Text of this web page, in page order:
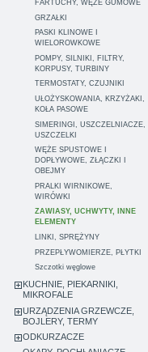
FARTUCHY, WĘŻE GUMOWE
GRZAŁKI
PASKI KLINOWE I
WIELOROWKOWE
POMPY, SILNIKI, FILTRY,
KORPUSY, TURBINY
TERMOSTATY, CZUJNIKI
UŁOŻYSKOWANIA, KRZYŻAKI,
KOŁA PASOWE
SIMERINGI, USZCZELNIACZE,
USZCZELKI
WĘŻE SPUSTOWE I
DOPŁYWOWE, ZŁĄCZKI I
OBEJMY
PRALKI WIRNIKOWE,
WIRÓWKI
ZAWIASY, UCHWYTY, INNE
ELEMENTY
LINKI, SPRĘŻYNY
PRZEPŁYWOMIERZE, PŁYTKI
Szczotki węglowe
KUCHNIE, PIEKARNIKI,
MIKROFALE
URZĄDZENIA GRZEWCZE,
BOJLERY, TERMY
ODKURZACZE